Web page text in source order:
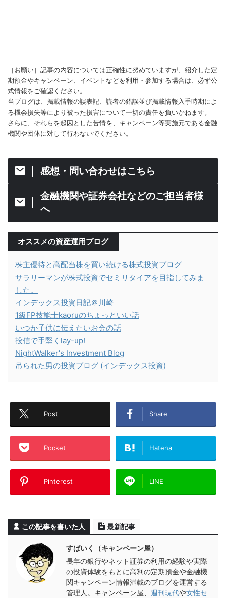
［お願い］記事の内容については正確性に努めていますが、紹介した定
期預金やキャンペーン、イベントなどを利用・参加する場合は、必ず公
式情報をご確認ください。
当ブログは、掲載情報の誤表記、読者の錯誤並び掲載情報入手時期によ
る機会損失等により被った損害について一切の責任を負いかねます。
さらに、それらを起因とした苦情を、キャンペーン等実施元である金融
機関や団体に対して行わないでください。
感想・問い合わせはこちら
金融機関や証券会社などのご担当者様
へ
オススメの資産運用ブログ
株主優待と高配当株を買い続ける株式投資ブログ
サラリーマンが株式投資でセミリタイアを目指してみま
した。
インデックス投資日記＠川崎
1級FP技能士kaoruのちょっといい話
いつか子供に伝えたいお金の話
投信で手堅くlay-up!
NightWalker's Investment Blog
吊られた男の投資ブログ (インデックス投資)
Post Share
Pocket Hatena
Pinterest LINE
この記事を書いた人 最新記事
すぱいく（キャンペーン屋）
長年の銀行やネット証券の利用の経験や実際
の投資体験をもとに高利の定期預金や金融機
関キャンペーン情報満載のブログを運営する
管理人。キャンペーン屋、 週刊現代や女性セ